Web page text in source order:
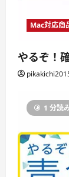
Mac対応商
やるぞ！
1 分読